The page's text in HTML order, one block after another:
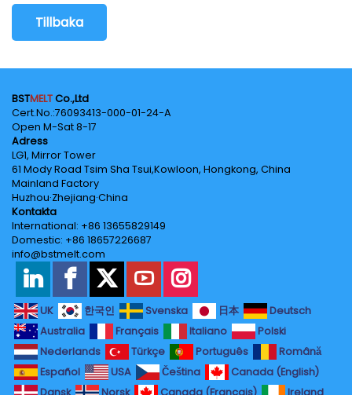
Tillbaka
BSTMELTCo.,Ltd
Cert.No.‌:76093413-000-01-24-A
Open M-Sat 8-17
Adress
LG1, Mirror Tower
61 Mody Road Tsim Sha Tsui,Kowloon, Hongkong, China
Mainland Factory
Huzhou·Zhejiang·China
Kontakta
International: +86 13655829149
Domestic: +86 18657226687
info@bstmelt.com
UK 한국인 Svenska 日本
Deutsch
Australia
Français Italiano
Polski
Nederlands
Türkçe Português
Română
Español
USA Čeština
Canada (English)
Dansk
Norsk Canada (Français) Ireland